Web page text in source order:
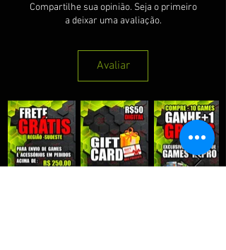
Compartilhe sua opinião. Seja o primeiro
a deixar uma avaliação.
Avaliar